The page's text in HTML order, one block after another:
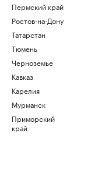
Пермский край
Ростов-на-Дону
Татарстан
Тюмень
Черноземье
Кавказ
Карелия
Мурманск
Приморский
край